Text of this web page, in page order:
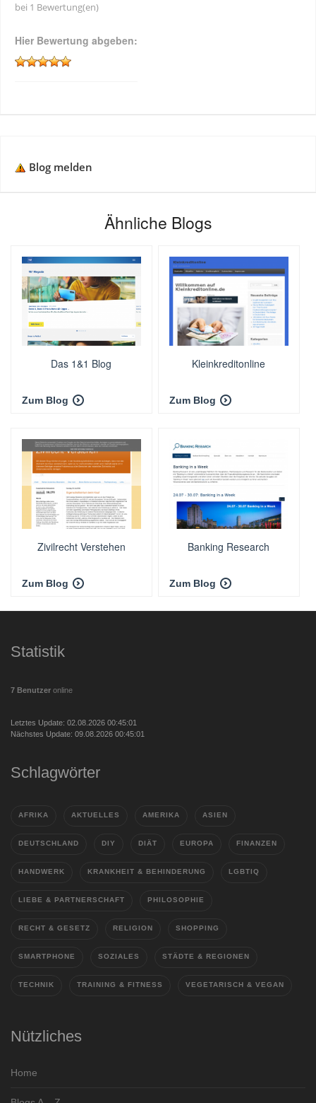
bei 1 Bewertung(en)
Hier Bewertung abgeben:
Blog melden
Ähnliche Blogs
Das 1&1 Blog
Zum Blog
Kleinkreditonline
Zum Blog
Zivilrecht Verstehen
Zum Blog
Banking Research
Zum Blog
Statistik
7 Benutzer online
Letztes Update: 02.08.2026 00:45:01
Nächstes Update: 09.08.2026 00:45:01
Schlagwörter
AFRIKA AKTUELLES AMERIKA ASIEN
DEUTSCHLAND DIY DIÄT EUROPA FINANZEN
HANDWERK KRANKHEIT & BEHINDERUNG LGBTIQ
LIEBE & PARTNERSCHAFT PHILOSOPHIE
RECHT & GESETZ RELIGION SHOPPING
SMARTPHONE SOZIALES STÄDTE & REGIONEN
TECHNIK TRAINING & FITNESS VEGETARISCH & VEGAN
Nützliches
Home